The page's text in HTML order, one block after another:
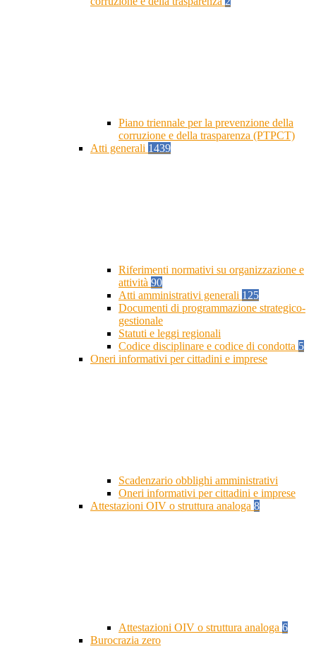
Piano triennale per la prevenzione della
corruzione e della trasparenza (PTPCT)
Atti generali 1439
Riferimenti normativi su organizzazione e
attività 90
Atti amministrativi generali 125
Documenti di programmazione strategico-
gestionale
Statuti e leggi regionali
Codice disciplinare e codice di condotta 5
Oneri informativi per cittadini e imprese
Scadenzario obblighi amministrativi
Oneri informativi per cittadini e imprese
Attestazioni OIV o struttura analoga 8
Attestazioni OIV o struttura analoga 6
Burocrazia zero